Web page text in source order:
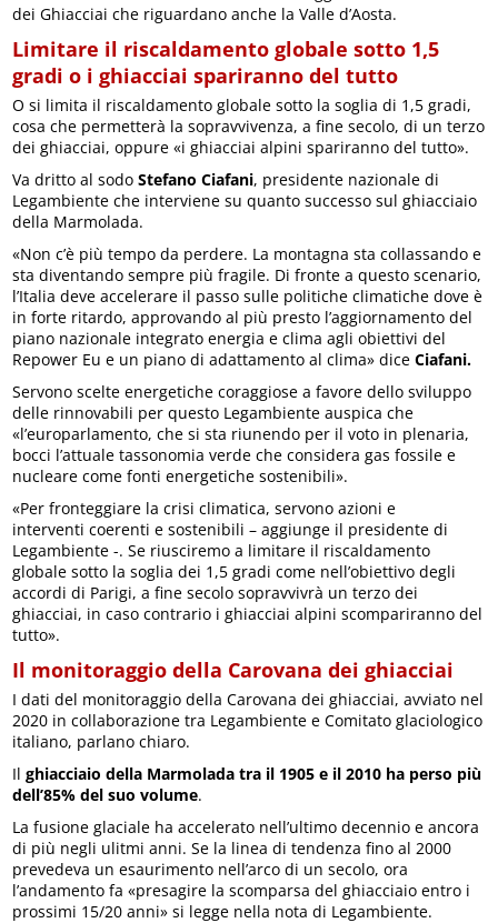
dei Ghiacciai che riguardano anche la Valle d’Aosta.
Limitare il riscaldamento globale sotto 1,5
gradi o i ghiacciai spariranno del tutto
O si limita il riscaldamento globale sotto la soglia di 1,5 gradi,
cosa che permetterà la sopravvivenza, a fine secolo, di un terzo
dei ghiacciai, oppure «i ghiacciai alpini spariranno del tutto».
Va dritto al sodo Stefano Ciafani, presidente nazionale di
Legambiente che interviene su quanto successo sul ghiacciaio
della Marmolada.
«Non c’è più tempo da perdere. La montagna sta collassando e
sta diventando sempre più fragile. Di fronte a questo scenario,
l’Italia deve accelerare il passo sulle politiche climatiche dove è
in forte ritardo, approvando al più presto l’aggiornamento del
piano nazionale integrato energia e clima agli obiettivi del
Repower Eu e un piano di adattamento al clima» dice Ciafani.
Servono scelte energetiche coraggiose a favore dello sviluppo
delle rinnovabili per questo Legambiente auspica che
«l’europarlamento, che si sta riunendo per il voto in plenaria,
bocci l’attuale tassonomia verde che considera gas fossile e
nucleare come fonti energetiche sostenibili».
«Per fronteggiare la crisi climatica, servono azioni e
interventi coerenti e sostenibili – aggiunge il presidente di
Legambiente -. Se riusciremo a limitare il riscaldamento
globale sotto la soglia dei 1,5 gradi come nell’obiettivo degli
accordi di Parigi, a fine secolo sopravvivrà un terzo dei
ghiacciai, in caso contrario i ghiacciai alpini scompariranno del
tutto».
Il monitoraggio della Carovana dei ghiacciai
I dati del monitoraggio della Carovana dei ghiacciai, avviato nel
2020 in collaborazione tra Legambiente e Comitato glaciologico
italiano, parlano chiaro.
Ilghiacciaio della Marmolada tra il 1905 e il 2010 ha perso più
dell’85% del suo volume.
La fusione glaciale ha accelerato nell’ultimo decennio e ancora
di più negli ulitmi anni. Se la linea di tendenza fino al 2000
prevedeva un esaurimento nell’arco di un secolo, ora
l’andamento fa «presagire la scomparsa del ghiacciaio entro i
prossimi 15/20 anni» si legge nella nota di Legambiente.